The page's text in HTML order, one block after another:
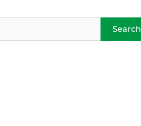
Search